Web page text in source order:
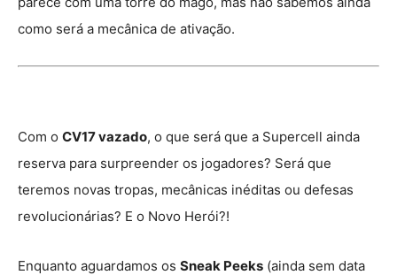
como será a mecânica de ativação.
Com o CV17 vazado, o que será que a Supercell ainda
reserva para surpreender os jogadores? Será que
teremos novas tropas, mecânicas inéditas ou defesas
revolucionárias? E o Novo Herói?!
Enquanto aguardamos os Sneak Peeks (ainda sem data